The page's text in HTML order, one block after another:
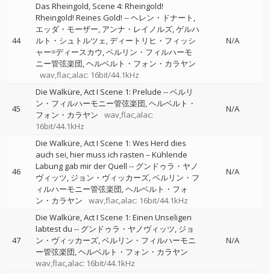
44
Das Rheingold, Scene 4: Rheingold!
Rheingold! Reines Gold! --ヘレン・ドナート
エッダ・モーザー アンナ・レイノルズ ゲルハ
ルト・シュトルツェ ディートリヒ・フィッシ
ャー=ディースカウ ベルリン・フィルハーモ
ニー管弦楽団 ヘルベルト・フォン・カラヤン
wav,flac,alac: 16bit/44.1kHz
N/A
45
Die Walküre, Act I Scene 1: Prelude --ベルリ
ン・フィルハーモニー管弦楽団 ヘルベルト・
フォン・カラヤン
wav,flac,alac:
16bit/44.1kHz
N/A
46
Die Walküre, Act I Scene 1: Wes Herd dies
auch sei, hier muss ich rasten – Kühlende
Labung gab mir der Quell -- グンドゥラ・ヤノ
ヴィッツ ジョン・ヴィッカーズ ベルリン・フ
ィルハーモニー管弦楽団 ヘルベルト・フォ
ン・カラヤン
wav,flac,alac: 16bit/44.1kHz
N/A
47
Die Walküre, Act I Scene 1: Einen Unseligen
labtest du -- グンドゥラ・ヤノヴィッツ ジョ
ン・ヴィッカーズ ベルリン・フィルハーモニ
ー管弦楽団 ヘルベルト・フォン・カラヤン
wav,flac,alac: 16bit/44.1kHz
N/A